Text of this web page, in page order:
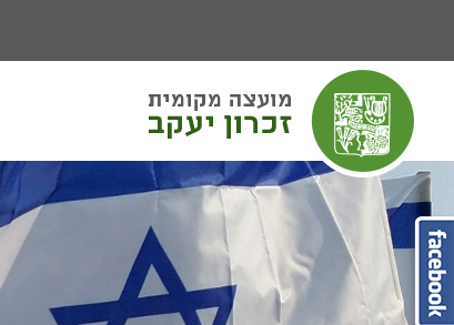
הגדל גודל פונט
הקטן גודל פונט
מצב ניגודיות גבוהה
מצב ניגודיות נמוכה
הצג קישורים
הצהרת נגישות